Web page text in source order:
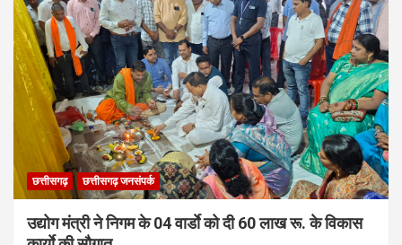
छत्तीसगढ़ छत्तीसगढ़ जनसंपर्क
उद्योग मंत्री ने निगम के 04 वार्डाे को दी 60 लाख रू. के विकास